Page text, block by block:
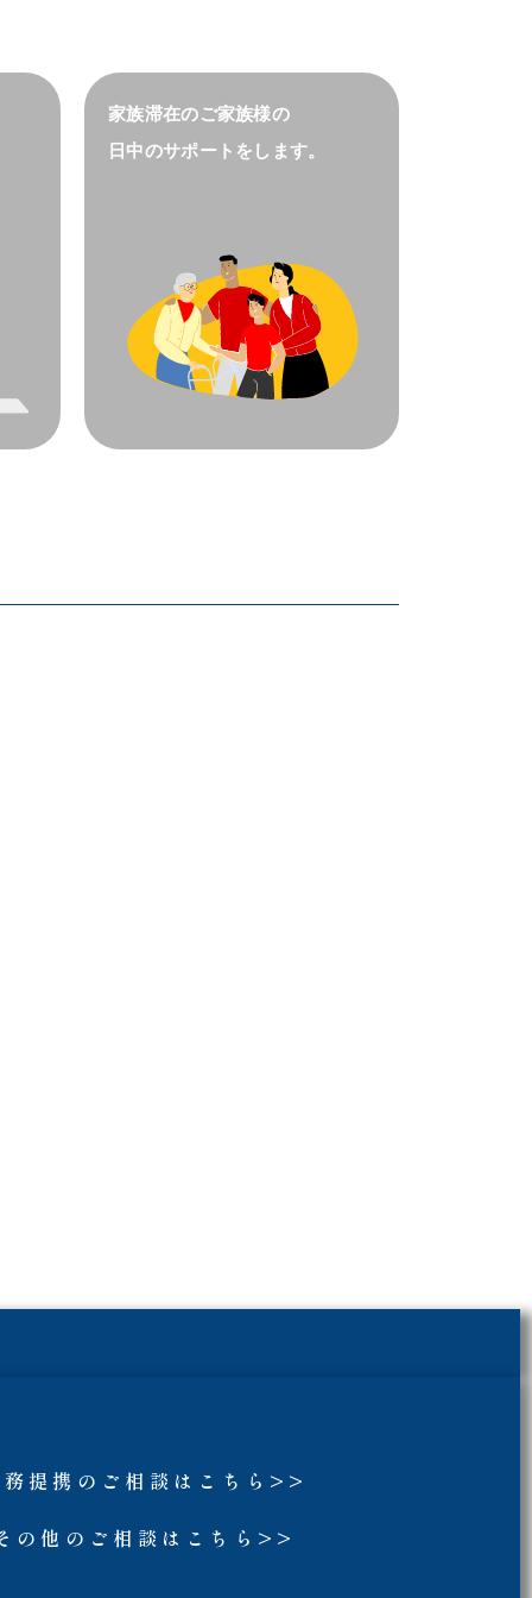
家族滞在のご家族様の
日中のサポートをします。
提携のご相談はこちら>>
の他のご相談はこちら>>